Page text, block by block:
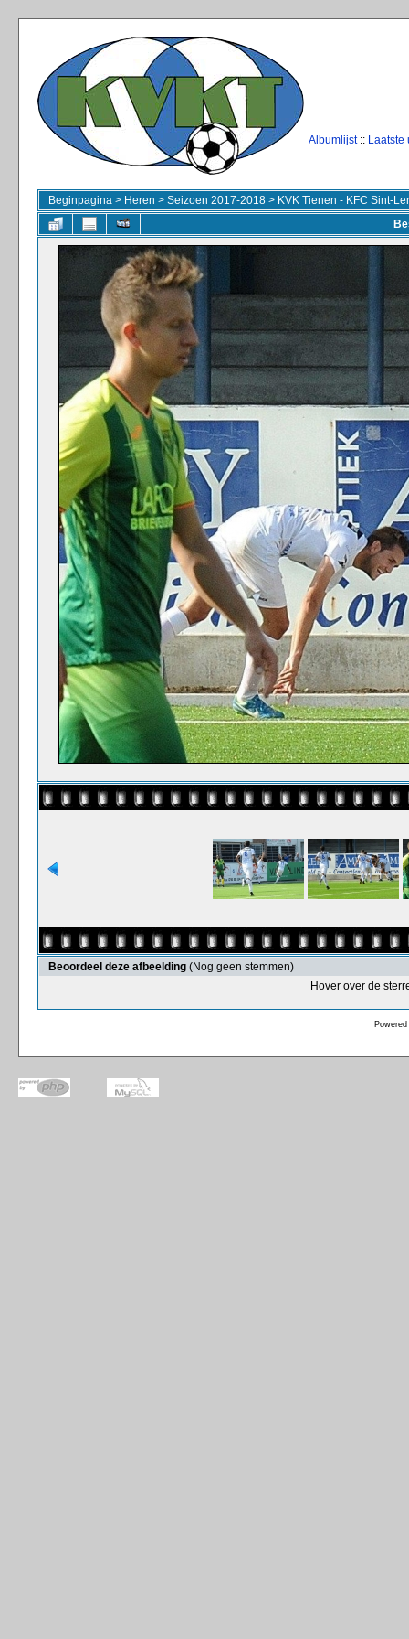
Albumlijst:: Laatste
Beginpagina > Heren > Seizoen 2017-2018 > KVK Tienen - KFC Sint-
Beoordeel deze afbeelding (Nog geen stemmen)
Hover over de